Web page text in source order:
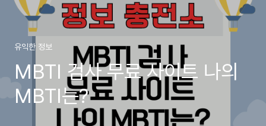
유익한 정보
MBTI 검사 무료 사이트 나의
MBTI는?